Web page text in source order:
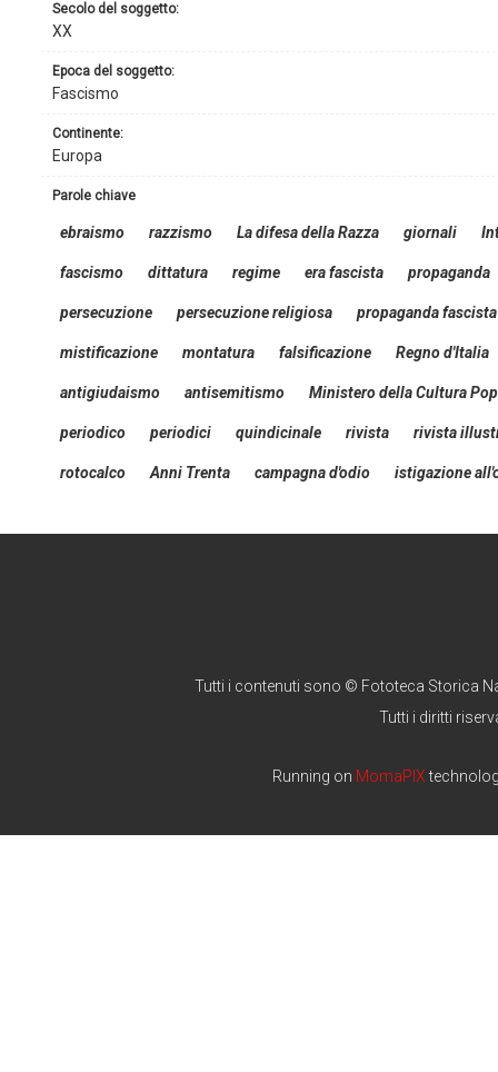
continente:
Europa
secolo del soggetto:
XX
epoca del soggetto:
Fascismo
parole chiave
ebraismo razzismo La difesa della Razza giornali
fascismo dittatura regime era fascista propaganda
persecuzione persecuzione religiosa propaganda fascista
mistificazione montatura falsificazione Regno d'Italia
antigiudaismo antisemitismo Ministero della Cultura
periodico periodici quindicinale rivista rivista
rotocalco Anni Trenta campagna d'odio istigazione
Tutti i contenuti sono © Fototeca Storica
Tutti i diritti
Running on MomaPIX